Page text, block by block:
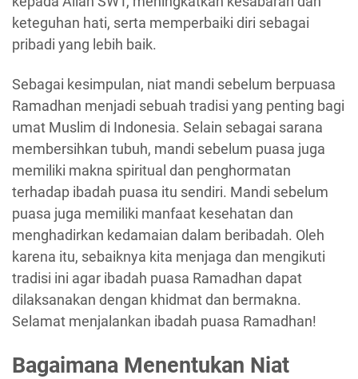
keteguhan hati, serta memperbaiki diri sebagai
pribadi yang lebih baik.
Sebagai kesimpulan, niat mandi sebelum berpuasa
Ramadhan menjadi sebuah tradisi yang penting bagi
umat Muslim di Indonesia. Selain sebagai sarana
membersihkan tubuh, mandi sebelum puasa juga
memiliki makna spiritual dan penghormatan
terhadap ibadah puasa itu sendiri. Mandi sebelum
puasa juga memiliki manfaat kesehatan dan
menghadirkan kedamaian dalam beribadah. Oleh
karena itu, sebaiknya kita menjaga dan mengikuti
tradisi ini agar ibadah puasa Ramadhan dapat
dilaksanakan dengan khidmat dan bermakna.
Selamat menjalankan ibadah puasa Ramadhan!
Bagaimana Menentukan Niat